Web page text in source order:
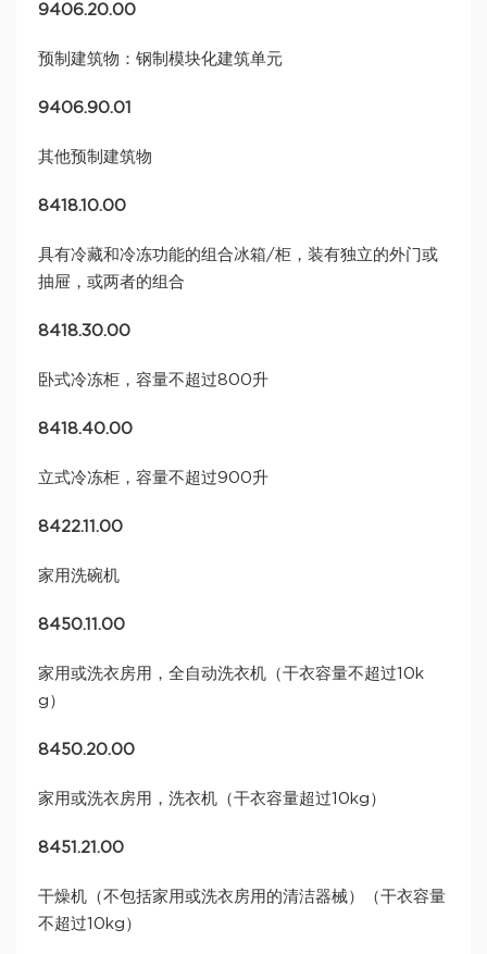
9406.20.00
预制建筑物：钢制模块化建筑单元
9406.90.01
其他预制建筑物
8418.10.00
具有冷藏和冷冻功能的组合冰箱/柜，装有独立的外门或
抽屉，或两者的组合
8418.30.00
卧式冷冻柜，容量不超过800升
8418.40.00
立式冷冻柜，容量不超过900升
8422.11.00
家用洗碗机
8450.11.00
家用或洗衣房用，全自动洗衣机（干衣容量不超过10k
g）
8450.20.00
家用或洗衣房用，洗衣机（干衣容量超过10kg）
8451.21.00
干燥机（不包括家用或洗衣房用的清洁器械）（干衣容量
不超过10kg）